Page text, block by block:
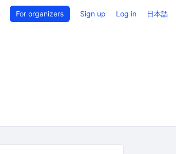
For organizers Sign up Log in 日本語